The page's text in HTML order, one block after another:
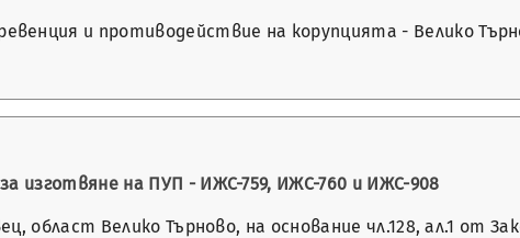
и противодействие на корупцията - Велико
изготвяне на ПУП - ИЖС-759, ИЖС-760 и ИЖС-908
област Велико Търново, на основание чл.128, ал.1 от